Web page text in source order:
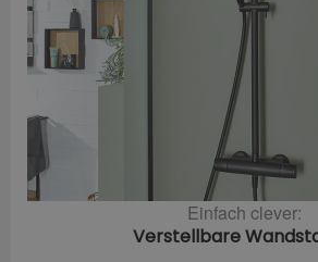
Einfach clever:
Verstellbare